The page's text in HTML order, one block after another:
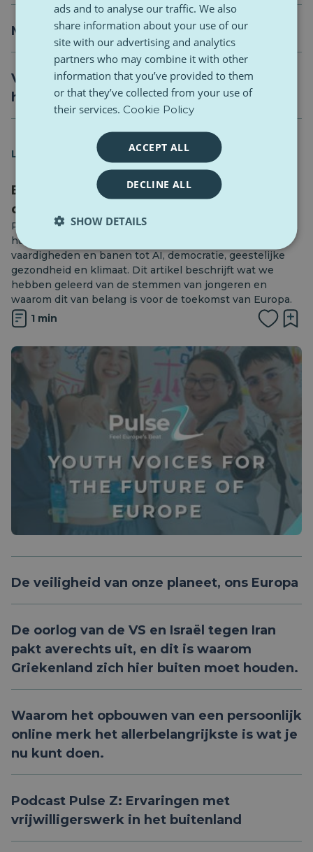
Minder scherm, meer leven.
Vier jaar oorlog: hoe Oekraïense jongeren
hun studies in Europa voortzetten
LOPENDE ZAKEN
Een beleidsnota: Jongerenstemmen voor
de toekomst van Europa
PulseZ bood jongeren in heel Europa een platform om
hun mening te geven over belangrijke thema's, van
vaardigheden en banen tot AI, democratie, geestelijke
gezondheid en klimaat. Dit artikel beschrijft wat we
hebben geleerd van de stemmen van jongeren en
waarom dit van belang is voor de toekomst van Europa.
1 min
De veiligheid van onze planeet, ons Europa
De oorlog van de VS en Israël tegen Iran
pakt averechts uit, en dit is waarom
Griekenland zich hier buiten moet houden.
Waarom het opbouwen van een persoonlijk
online merk het allerbelangrijkste is wat je
nu kunt doen.
Podcast Pulse Z: Ervaringen met
vrijwilligerswerk in het buitenland
ads and to analyse our traffic. We also
share information about your use of our
site with our advertising and analytics
partners who may combine it with other
information that you’ve provided to them
or that they’ve collected from your use of
their services. Cookie Policy
ACCEPT ALL
DECLINE ALL
SHOW DETAILS